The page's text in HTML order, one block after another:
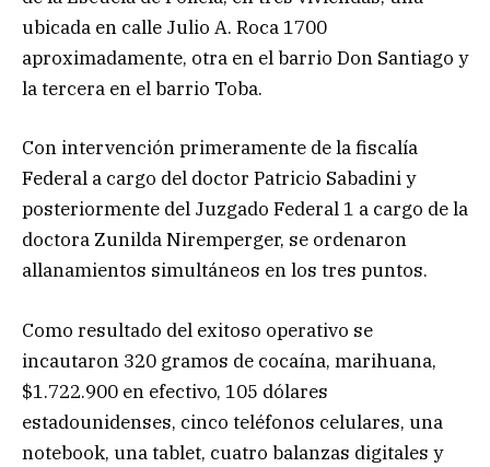
ubicada en calle Julio A. Roca 1700
aproximadamente, otra en el barrio Don Santiago y
la tercera en el barrio Toba.
Con intervención primeramente de la fiscalía
Federal a cargo del doctor Patricio Sabadini y
posteriormente del Juzgado Federal 1 a cargo de la
doctora Zunilda Niremperger, se ordenaron
allanamientos simultáneos en los tres puntos.
Como resultado del exitoso operativo se
incautaron 320 gramos de cocaína, marihuana,
$1.722.900 en efectivo, 105 dólares
estadounidenses, cinco teléfonos celulares, una
notebook, una tablet, cuatro balanzas digitales y